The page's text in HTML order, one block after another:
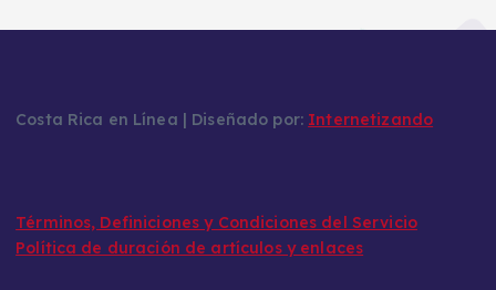
Costa Rica en Línea | Diseñado por: Internetizando
Términos, Definiciones y Condiciones del Servicio
Política de duración de artículos y enlaces